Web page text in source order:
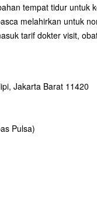
tempat tidur untuk
melahirkan untuk
tarif dokter visit,
Jakarta Barat 11420
Pulsa)